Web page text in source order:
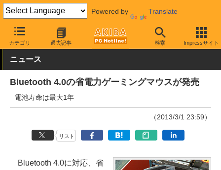
Powered by Translate
カテゴリ 過去記事 検索 Impressサイト
AKIBA PC Hotline! PC周辺機器 マウス ゲーミングマウス
ニュース
Bluetooth 4.0の省電力ゲーミングマウスが発売
電池寿命は最大1年
（2013/3/1 23:59）
リスト
Bluetooth 4.0に対応、省